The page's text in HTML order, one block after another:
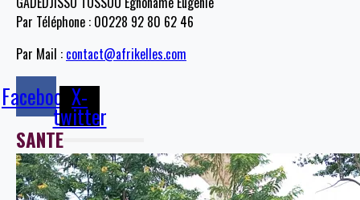
Par Téléphone : 00228 92 80 62 46
Par Mail : contact@afrikelles.com
FacebookX-
twitter
SANTE